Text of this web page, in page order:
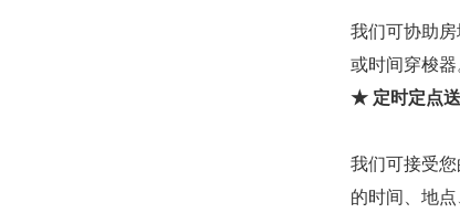
我们可协助
或时间穿梭
★ 定时定点
我们可接受
的时间、地